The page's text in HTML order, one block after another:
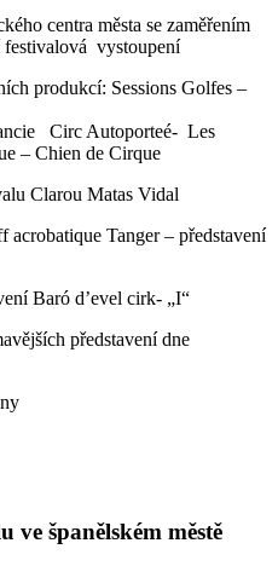
centra města se zaměřením
festivalová vystoupení
produkcí: Sessions Golfes –
Circ Autoporteé- Les
– Chien de Cirque
Clarou Matas Vidal
Tanger – představení
Baró d’evel cirk- „I“
představení dne
ve španělském městě